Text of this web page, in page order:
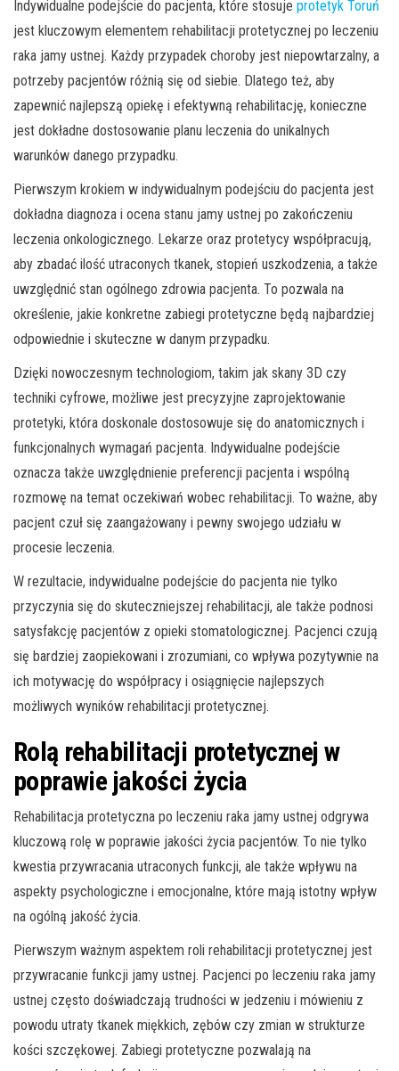
Indywidualne podejście do pacjenta, które stosuje protetyk Toruń
jest kluczowym elementem rehabilitacji protetycznej po leczeniu
raka jamy ustnej. Każdy przypadek choroby jest niepowtarzalny, a
potrzeby pacjentów różnią się od siebie. Dlatego też, aby
zapewnić najlepszą opiekę i efektywną rehabilitację, konieczne
jest dokładne dostosowanie planu leczenia do unikalnych
warunków danego przypadku.
Pierwszym krokiem w indywidualnym podejściu do pacjenta jest
dokładna diagnoza i ocena stanu jamy ustnej po zakończeniu
leczenia onkologicznego. Lekarze oraz protetycy współpracują,
aby zbadać ilość utraconych tkanek, stopień uszkodzenia, a także
uwzględnić stan ogólnego zdrowia pacjenta. To pozwala na
określenie, jakie konkretne zabiegi protetyczne będą najbardziej
odpowiednie i skuteczne w danym przypadku.
Dzięki nowoczesnym technologiom, takim jak skany 3D czy
techniki cyfrowe, możliwe jest precyzyjne zaprojektowanie
protetyki, która doskonale dostosowuje się do anatomicznych i
funkcjonalnych wymagań pacjenta. Indywidualne podejście
oznacza także uwzględnienie preferencji pacjenta i wspólną
rozmowę na temat oczekiwań wobec rehabilitacji. To ważne, aby
pacjent czuł się zaangażowany i pewny swojego udziału w
procesie leczenia.
W rezultacie, indywidualne podejście do pacjenta nie tylko
przyczynia się do skuteczniejszej rehabilitacji, ale także podnosi
satysfakcję pacjentów z opieki stomatologicznej. Pacjenci czują
się bardziej zaopiekowani i zrozumiani, co wpływa pozytywnie na
ich motywację do współpracy i osiągnięcie najlepszych
możliwych wyników rehabilitacji protetycznej.
Rolą rehabilitacji protetycznej w
poprawie jakości życia
Rehabilitacja protetyczna po leczeniu raka jamy ustnej odgrywa
kluczową rolę w poprawie jakości życia pacjentów. To nie tylko
kwestia przywracania utraconych funkcji, ale także wpływu na
aspekty psychologiczne i emocjonalne, które mają istotny wpływ
na ogólną jakość życia.
Pierwszym ważnym aspektem roli rehabilitacji protetycznej jest
przywracanie funkcji jamy ustnej. Pacjenci po leczeniu raka jamy
ustnej często doświadczają trudności w jedzeniu i mówieniu z
powodu utraty tkanek miękkich, zębów czy zmian w strukturze
kości szczękowej. Zabiegi protetyczne pozwalają na